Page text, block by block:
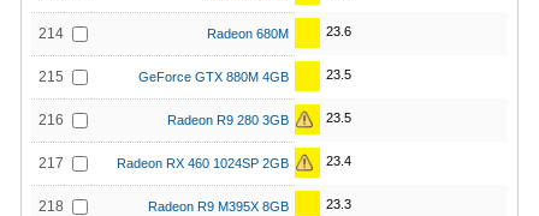
214 Radeon 680M 23.6
215 GeForce GTX 880M 4GB 23.5
216 Radeon R9 280 3GB 23.5
217 Radeon RX 460 1024SP 2GB 23.4
218 Radeon R9 M395X 8GB 23.3